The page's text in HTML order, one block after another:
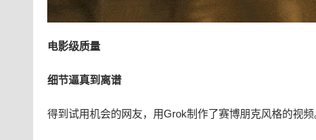
电影级质量
细节逼真到离谱
得到试用机会的网友，用Grok制作了赛博朋克风格的视频